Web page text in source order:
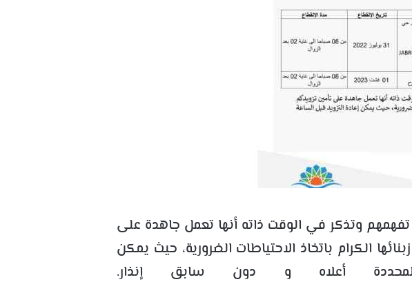
وتذكر في الوقت ذاته أنها تعمل جاهدة على
الكرام باتخاذ الاحتياطات الضرورية، حيث يمكن
أعلاه و دون سابق إنذار.